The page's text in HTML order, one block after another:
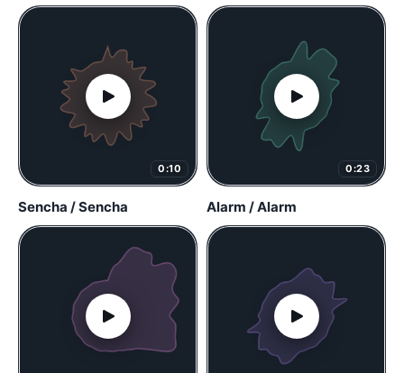
0:10
Sencha / Sencha
0:23
Alarm / Alarm